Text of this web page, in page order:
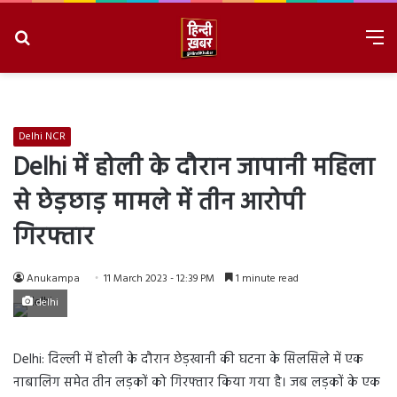
Delhi NCR
Delhi में होली के दौरान जापानी महिला
से छेड़छाड़ मामले में तीन आरोपी
गिरफ्तार
Anukampa 11 March 2023 - 12:39 PM 1 minute read
delhi
Delhi: दिल्ली में होली के दौरान छेड़खानी की घटना के सिलसिले में एक
नाबालिग समेत तीन लड़कों को गिरफ्तार किया गया है। जब लड़कों के एक